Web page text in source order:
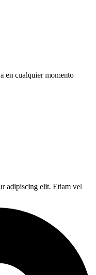
en cualquier momento
adipiscing elit. Etiam vel